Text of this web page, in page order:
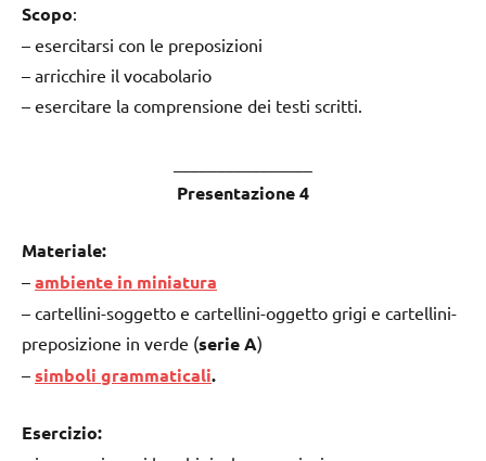
Scopo:
– esercitarsi con le preposizioni
– arricchire il vocabolario
– esercitare la comprensione dei testi scritti.
Presentazione 4
Materiale:
– ambiente in miniatura
– cartellini-soggetto e cartellini-oggetto grigi e cartellini-
preposizione in verde (serie A)
– simboli grammaticali.
Esercizio: